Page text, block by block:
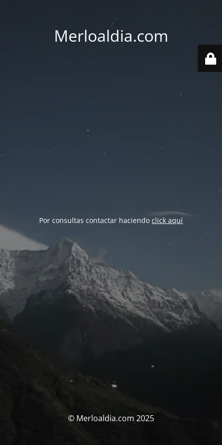
Merloaldia.com
Por consultas contactar haciendo click aquí
© Merloaldia.com 2025